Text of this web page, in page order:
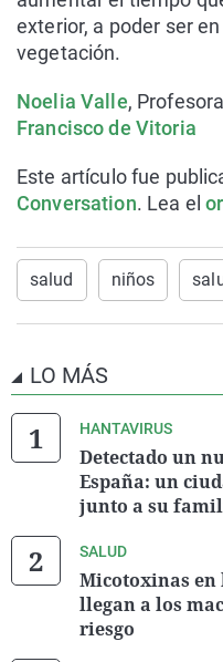
exterior, a poder ser
vegetación.
Noelia Valle,
Francisco de Vitoria
Este artículo fue
Conversation. Lea el
salud niños
LO MÁS
HANTAVIRUS
Detectado un
España: un
junto a su
SALUD
Micotoxinas en
llegan a los
riesgo